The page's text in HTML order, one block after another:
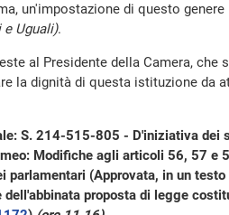
un'impostazione di questo genere
Uguali).
al Presidente della Camera, che
la dignità di questa istituzione da
S. 214-515-805 - D'iniziativa dei
Modifiche agli articoli 56, 57 e
parlamentari (Approvata, in un
dell'abbinata proposta di legge